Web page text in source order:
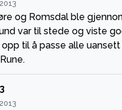
og Romsdal ble
var til stede og viste
til å passe alle